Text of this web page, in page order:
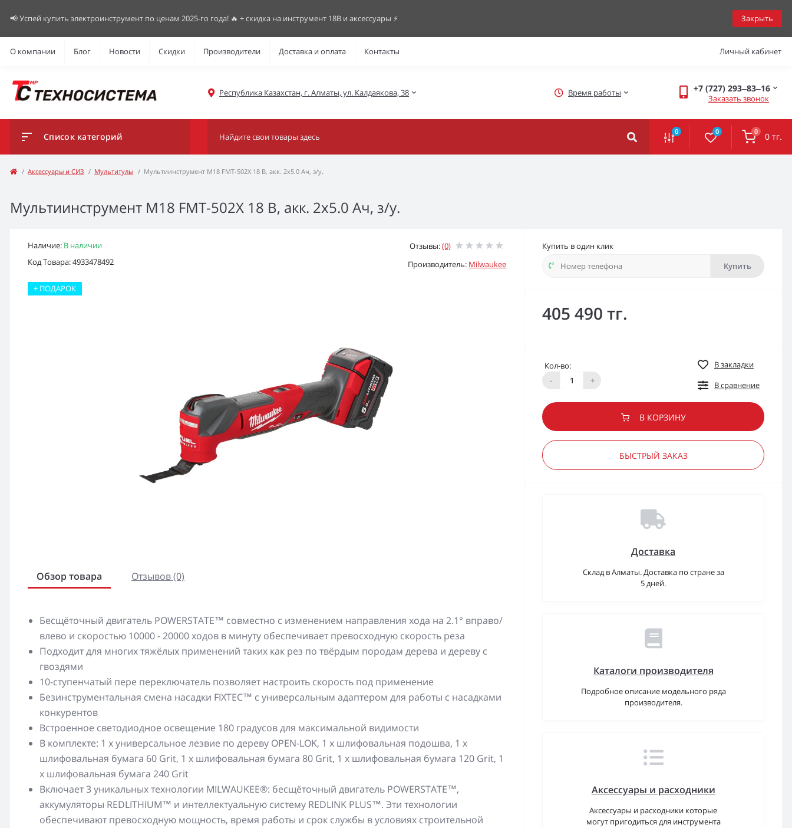
📢 Успей купить электроинструмент по ценам 2025-го года! 🔥 + скидка на инструмент 18В и аксессуары ⚡️ Закрыть
О компании Блог Новости Скидки Производители Доставка и оплата Контакты Личный кабинет
Республика Казахстан, г. Алматы, ул. Калдаякова, 38 Время работы +7 (727) 293‒83‒16
Заказать звонок
Список категорий 0 0 0 0 тг.
Аксессуары и СИЗ Мультитулы Мультиинструмент M18 FMT-502X 18 В, акк. 2х5.0 Ач, з/у.
Мультиинструмент M18 FMT-502X 18 В, акк. 2х5.0 Ач, з/у.
Наличие: В наличии
Код Товара: 4933478492
Отзывы:(0)
Производитель: Milwaukee
+ ПОДАРОК
Обзор товара Отзывов (0)
Бесщёточный двигатель POWERSTATE™ совместно с изменением направления хода на 2.1° вправо/
влево и скоростью 10000 - 20000 ходов в минуту обеспечивает превосходную скорость реза
Подходит для многих тяжёлых применений таких как рез по твёрдым породам дерева и дереву с
гвоздями
10-ступенчатый пере переключатель позволяет настроить скорость под применение
Безинструментальная смена насадки FIXTEC™ с универсальным адаптером для работы с насадками
конкурентов
Встроенное светодиодное освещение 180 градусов для максимальной видимости
В комплекте: 1 х универсальное лезвие по дереву OPEN-LOK, 1 х шлифовальная подошва, 1 х
шлифовальная бумага 60 Grit, 1 х шлифовальная бумага 80 Grit, 1 х шлифовальная бумага 120 Grit, 1
х шлифовальная бумага 240 Grit
Включает 3 уникальных технологии MILWAUKEE®: бесщёточный двигатель POWERSTATE™,
аккумуляторы REDLITHIUM™ и интеллектуальную систему REDLINK PLUS™. Эти технологии
обеспечивают превосходную мощность, время работы и срок службы в условиях строительной
Купить в один клик
Купить
405 490 тг.
Кол-во:
-
+
В закладки
В сравнение
В КОРЗИНУ
БЫСТРЫЙ ЗАКАЗ
Доставка
Склад в Алматы. Доставка по стране за
5 дней.
Каталоги производителя
Подробное описание модельного ряда
производителя.
Аксессуары и расходники
Аксессуары и расходники которые
могут пригодиться для инструмента